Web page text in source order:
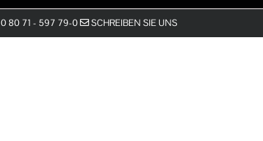
0 80 71 - 597 79-0 SCHREIBEN SIE UNS